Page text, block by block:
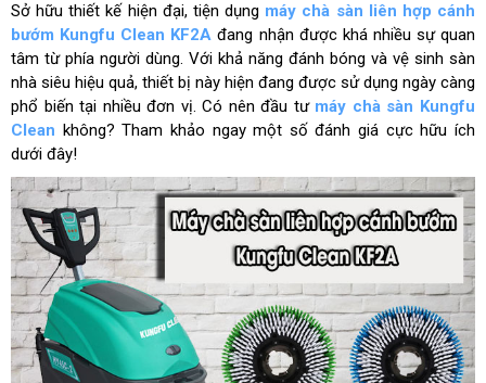
Sở hữu thiết kế hiện đại, tiện dụng máy chà sàn liên hợp cánh
bướm Kungfu Clean KF2A đang nhận được khá nhiều sự quan
tâm từ phía người dùng. Với khả năng đánh bóng và vệ sinh sàn
nhà siêu hiệu quả, thiết bị này hiện đang được sử dụng ngày càng
phổ biến tại nhiều đơn vị. Có nên đầu tư máy chà sàn Kungfu
Clean không? Tham khảo ngay một số đánh giá cực hữu ích
dưới đây!